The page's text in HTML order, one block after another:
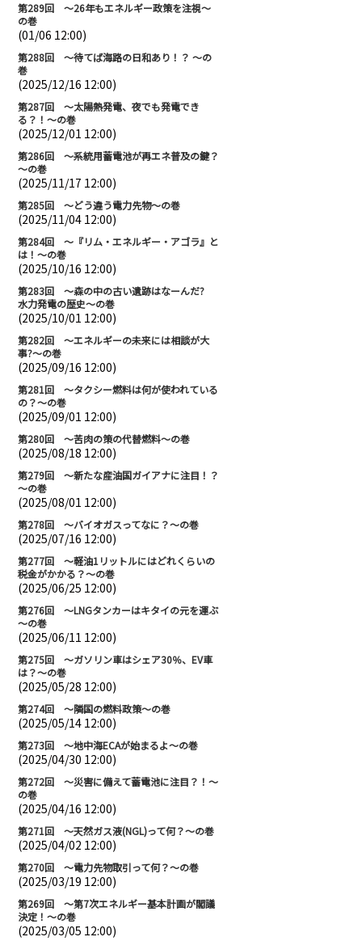
第289回 ～26年もエネルギー政策を注視～
の巻
(01/06 12:00)
第288回 ～待てば海路の日和あり！？ ～の
巻
(2025/12/16 12:00)
第287回 ～太陽熱発電、夜でも発電でき
る？！～の巻
(2025/12/01 12:00)
第286回 ～系統用蓄電池が再エネ普及の鍵？
～の巻
(2025/11/17 12:00)
第285回 ～どう違う電力先物～の巻
(2025/11/04 12:00)
第284回 ～『リム・エネルギー・アゴラ』と
は！～の巻
(2025/10/16 12:00)
第283回 ～森の中の古い遺跡はなーんだ?
水力発電の歴史～の巻
(2025/10/01 12:00)
第282回 ～エネルギーの未来には相談が大
事?～の巻
(2025/09/16 12:00)
第281回 ～タクシー燃料は何が使われている
の？～の巻
(2025/09/01 12:00)
第280回 ～苦肉の策の代替燃料～の巻
(2025/08/18 12:00)
第279回 ～新たな産油国ガイアナに注目！？
～の巻
(2025/08/01 12:00)
第278回 ～バイオガスってなに？～の巻
(2025/07/16 12:00)
第277回 ～軽油1リットルにはどれくらいの
税金がかかる？～の巻
(2025/06/25 12:00)
第276回 ～LNGタンカーはキタイの元を運ぶ
～の巻
(2025/06/11 12:00)
第275回 ～ガソリン車はシェア30％、EV車
は？～の巻
(2025/05/28 12:00)
第274回 ～隣国の燃料政策～の巻
(2025/05/14 12:00)
第273回 ～地中海ECAが始まるよ～の巻
(2025/04/30 12:00)
第272回 ～災害に備えて蓄電池に注目？！～
の巻
(2025/04/16 12:00)
第271回 ～天然ガス液(NGL)って何？～の巻
(2025/04/02 12:00)
第270回 ～電力先物取引って何？～の巻
(2025/03/19 12:00)
第269回 ～第7次エネルギー基本計画が閣議
決定！～の巻
(2025/03/05 12:00)